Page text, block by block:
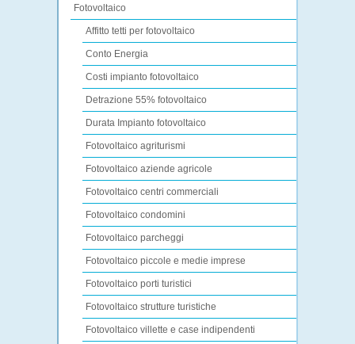
Fotovoltaico
Affitto tetti per fotovoltaico
Conto Energia
Costi impianto fotovoltaico
Detrazione 55% fotovoltaico
Durata Impianto fotovoltaico
Fotovoltaico agriturismi
Fotovoltaico aziende agricole
Fotovoltaico centri commerciali
Fotovoltaico condomini
Fotovoltaico parcheggi
Fotovoltaico piccole e medie imprese
Fotovoltaico porti turistici
Fotovoltaico strutture turistiche
Fotovoltaico villette e case indipendenti